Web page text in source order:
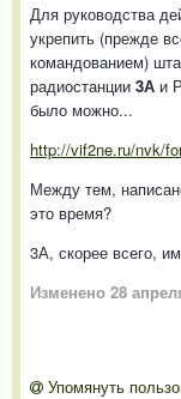
Для руководства
укрепить (прежде
командованием)
радиостанции 3А и
было можно...
http://vif2ne.ru/nvk/
Между тем,
это время?
3А, скорее всего,
Изменено 28
Упомянуть